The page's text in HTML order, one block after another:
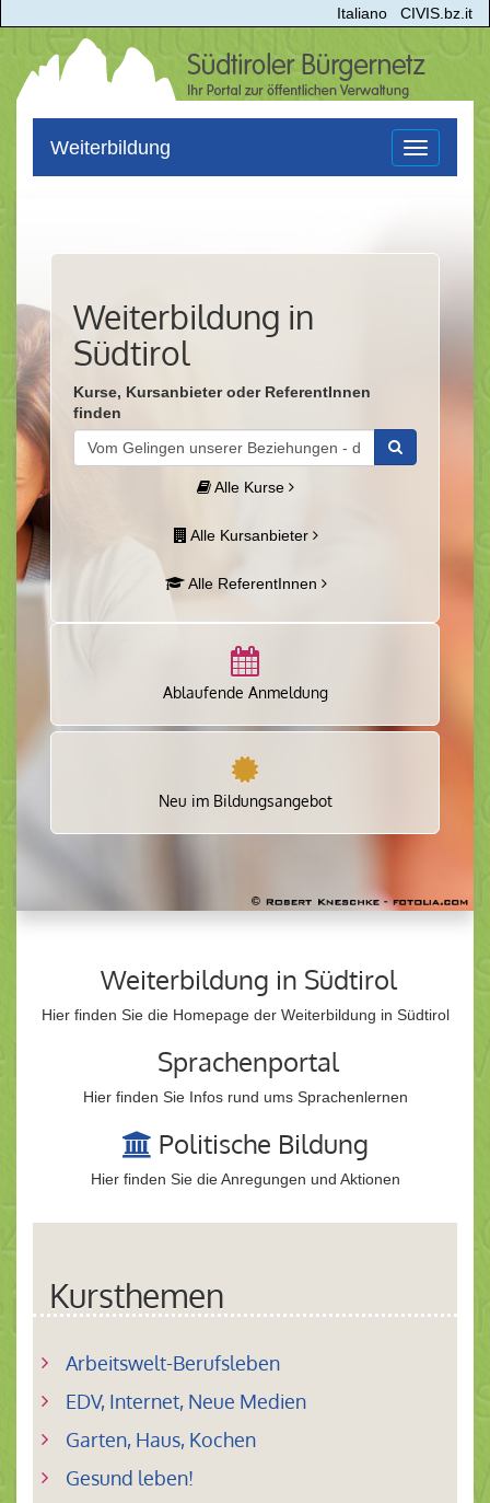
Italiano CIVIS.bz.it
Toggle
navigation
Weiterbildung
Weiterbildung in
Südtirol
Kurse, Kursanbieter oder ReferentInnen
finden
Alle Kurse
Alle Kursanbieter
Alle ReferentInnen
Ablaufende Anmeldung
Neu im Bildungsangebot
Weiterbildung in Südtirol
Hier finden Sie die Homepage der Weiterbildung in Südtirol
Sprachenportal
Hier finden Sie Infos rund ums Sprachenlernen
Politische Bildung
Hier finden Sie die Anregungen und Aktionen
Kursthemen
Arbeitswelt-Berufsleben
EDV, Internet, Neue Medien
Garten, Haus, Kochen
Gesund leben!